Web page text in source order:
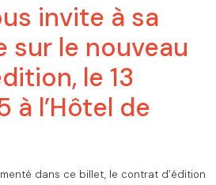
invite à sa
sur le nouveau
le 13
à l’Hôtel de
dans ce billet, le contrat d’édition